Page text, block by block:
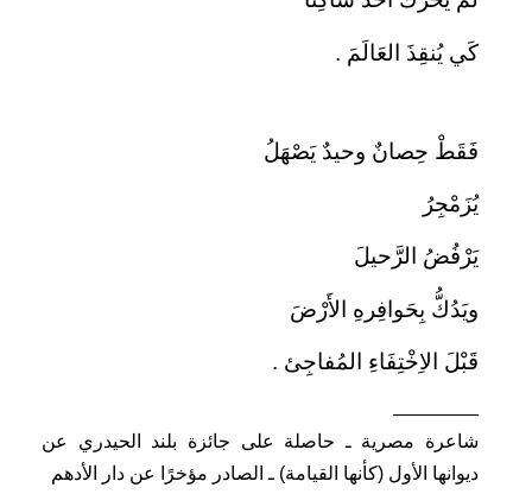
كَي يُنقِذَ العَالَمَ .
فَقَطْ حِصانٌ وحيدٌ يَصْهَلُ
يُزَمْجِرُ
يَرْفُضُ الرَّحيلَ
ويَدُكُّ بِحَوافِرهِ الأَرْضَ
قَبْلَ الاِخْتِفَاءِ المُفاجِئ .
ــــــــــــــــــــــــــــــــــــ
شاعرة مصرية ـ حاصلة على جائزة بلند الحيدري عن
ديوانها الأول (كأنها القيامة) ـ الصادر مؤخرًا عن دار الأدهم